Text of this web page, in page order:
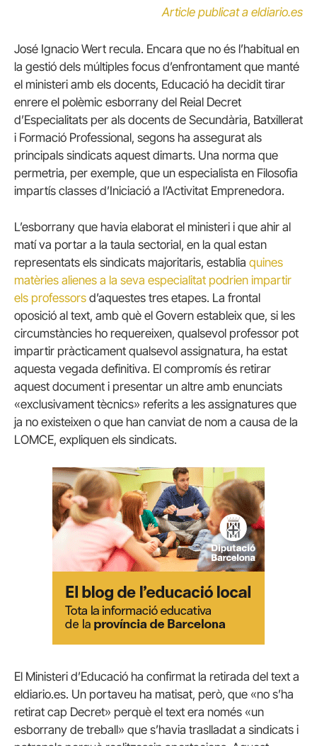
Article publicat a eldiario.es
José Ignacio Wert recula. Encara que no és l’habitual en
la gestió dels múltiples focus d’enfrontament que manté
el ministeri amb els docents, Educació ha decidit tirar
enrere el polèmic esborrany del Reial Decret
d’Especialitats per als docents de Secundària, Batxillerat
i Formació Professional, segons ha assegurat als
principals sindicats aquest dimarts. Una norma que
permetria, per exemple, que un especialista en Filosofia
impartís classes d’Iniciació a l’Activitat Emprenedora.
L’esborrany que havia elaborat el ministeri i que ahir al
matí va portar a la taula sectorial, en la qual estan
representats els sindicats majoritaris, establia quines
matèries alienes a la seva especialitat podrien impartir
els professors d’aquestes tres etapes. La frontal
oposició al text, amb què el Govern estableix que, si les
circumstàncies ho requereixen, qualsevol professor pot
impartir pràcticament qualsevol assignatura, ha estat
aquesta vegada definitiva. El compromís és retirar
aquest document i presentar un altre amb enunciats
«exclusivament tècnics» referits a les assignatures que
ja no existeixen o que han canviat de nom a causa de la
LOMCE, expliquen els sindicats.
El Ministeri d’Educació ha confirmat la retirada del text a
eldiario.es. Un portaveu ha matisat, però, que «no s’ha
retirat cap Decret» perquè el text era només «un
esborrany de treball» que s’havia traslladat a sindicats i